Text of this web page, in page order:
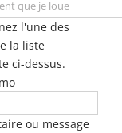
l'une des
la liste
ci-dessus.
ou message